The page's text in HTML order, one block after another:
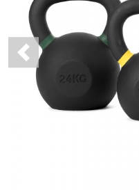
Previous